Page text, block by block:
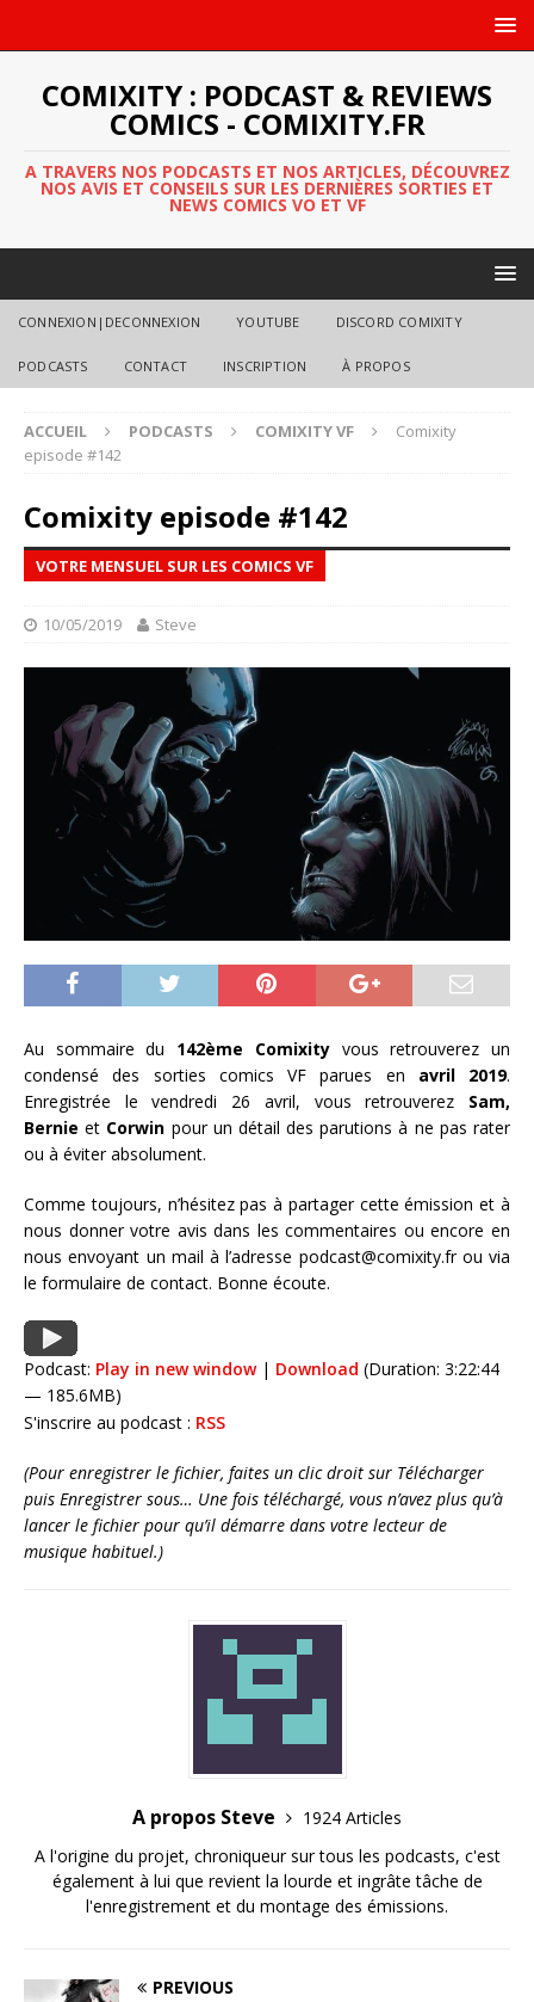
COMIXITY : PODCAST & REVIEWS
COMICS - COMIXITY.FR
A TRAVERS NOS PODCASTS ET NOS ARTICLES, DÉCOUVREZ
NOS AVIS ET CONSEILS SUR LES DERNIÈRES SORTIES ET
NEWS COMICS VO ET VF
CONNEXION|DECONNEXION YOUTUBE DISCORD COMIXITY
PODCASTS CONTACT INSCRIPTION À PROPOS
ACCUEIL PODCASTS COMIXITY VF
Comixity
episode #142
Comixity episode #142
VOTRE MENSUEL SUR LES COMICS VF
10/05/2019 Steve
Au sommaire du 142ème Comixityvous retrouverez un
condensé des sorties comics VF parues en avril 2019.
Enregistrée le vendredi 26 avril, vous retrouverez Sam,
Bernie et Corwin pour un détail des parutions à ne pas rater
ou à éviter absolument.
Comme toujours, n’hésitez pas à partager cette émission et à
nous donner votre avis dans les commentaires ou encore en
nous envoyant un mail à l’adresse podcast@comixity.fr ou via
le formulaire de contact. Bonne écoute.
Podcast: Play in new window| Download (Duration: 3:22:44
— 185.6MB)
S'inscrire au podcast : RSS
(Pour enregistrer le fichier, faites un clic droit sur Télécharger
puis Enregistrer sous… Une fois téléchargé, vous n’avez plus qu’à
lancer le fichier pour qu’il démarre dans votre lecteur de
musique habituel.)
A propos Steve
1924 Articles
A l'origine du projet, chroniqueur sur tous les podcasts, c'est
également à lui que revient la lourde et ingrâte tâche de
l'enregistrement et du montage des émissions.
PREVIOUS